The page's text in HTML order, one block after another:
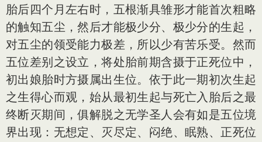
胎后四个月左右时，五根渐具雏形才能首次粗略
的触知五尘，然后才能极少分、极少分的生起，
对五尘的领受能力极差，所以少有苦乐受。然而
五位差别之设立，将处胎前期含摄于正死位中，
初出娘胎时方摄属出生位。依于此一期初次生起
之生得心而观，始从最初生起与死亡入胎后之最
终断灭期间，俱解脱之无学圣人会有如是五位境
界出现：无想定、灭尽定、闷绝、眠熟、正死位